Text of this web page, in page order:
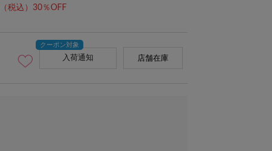
（税込）30％OFF
入荷通知 店舗在庫